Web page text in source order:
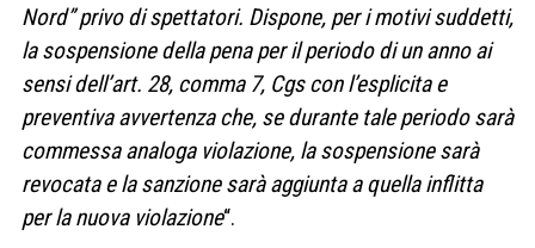
Nord” privo di spettatori. Dispone, per i motivi suddetti,
la sospensione della pena per il periodo di un anno ai
sensi dell’art. 28, comma 7, Cgs con l’esplicita e
preventiva avvertenza che, se durante tale periodo sarà
commessa analoga violazione, la sospensione sarà
revocata e la sanzione sarà aggiunta a quella inflitta
per la nuova violazione“.